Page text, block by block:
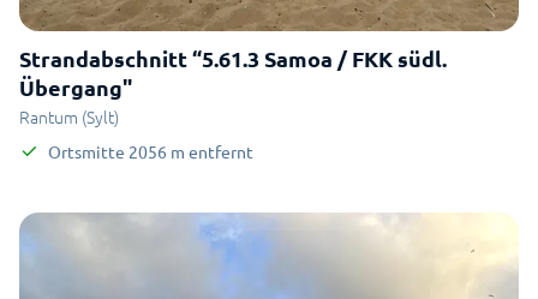
Strandabschnitt “5.61.3 Samoa / FKK südl.
Übergang"
Rantum (Sylt)
Ortsmitte 2056 m entfernt